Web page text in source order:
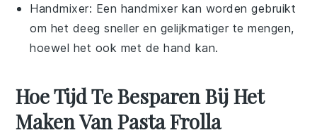
Handmixer: Een handmixer kan worden gebruikt
om het deeg sneller en gelijkmatiger te mengen,
hoewel het ook met de hand kan.
Hoe Tijd Te Besparen Bij Het
Maken Van Pasta Frolla